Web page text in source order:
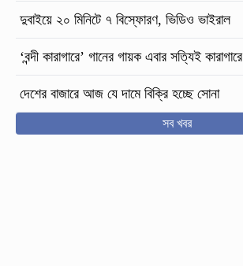
দুবাইয়ে ২০ মিনিটে ৭ বিস্ফোরণ, ভিডিও ভাইরাল
‘বন্দী কারাগারে’ গানের গায়ক এবার সত্যিই কারাগারে
দেশের বাজারে আজ যে দামে বিক্রি হচ্ছে সোনা
সব খবর